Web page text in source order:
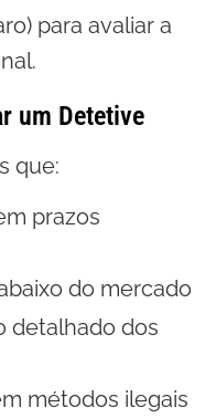
para avaliar a
um Detetive
que:
prazos
do mercado
detalhado dos
métodos ilegais